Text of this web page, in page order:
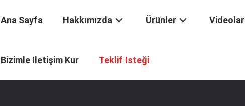
Ana Sayfa Hakkımızda Ürünler Videolar
Bizimle Iletişim Kur Teklif Isteği